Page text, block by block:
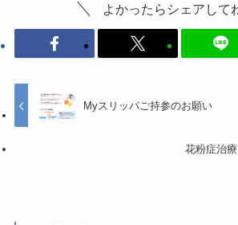
よかったらシェアして
Myスリッパご持参のお願い
花粉症治